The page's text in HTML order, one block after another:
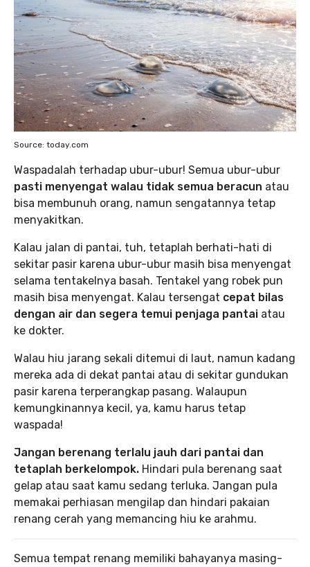
Source: today.com
Waspadalah terhadap ubur-ubur! Semua ubur-ubur
pasti menyengat walau tidak semua beracun atau
bisa membunuh orang, namun sengatannya tetap
menyakitkan.
Kalau jalan di pantai, tuh, tetaplah berhati-hati di
sekitar pasir karena ubur-ubur masih bisa menyengat
selama tentakelnya basah. Tentakel yang robek pun
masih bisa menyengat. Kalau tersengat cepat bilas
dengan air dan segera temui penjaga pantai atau
ke dokter.
Walau hiu jarang sekali ditemui di laut, namun kadang
mereka ada di dekat pantai atau di sekitar gundukan
pasir karena terperangkap pasang. Walaupun
kemungkinannya kecil, ya, kamu harus tetap
waspada!
Jangan berenang terlalu jauh dari pantai dan
tetaplah berkelompok. Hindari pula berenang saat
gelap atau saat kamu sedang terluka. Jangan pula
memakai perhiasan mengilap dan hindari pakaian
renang cerah yang memancing hiu ke arahmu.
Semua tempat renang memiliki bahayanya masing-